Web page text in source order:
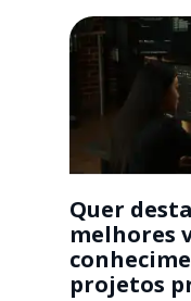
Quer
melhores
projetos